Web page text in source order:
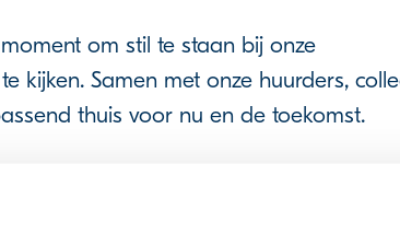
om stil te staan bij onze
kijken. Samen met onze huurders,
thuis voor nu en de toekomst.